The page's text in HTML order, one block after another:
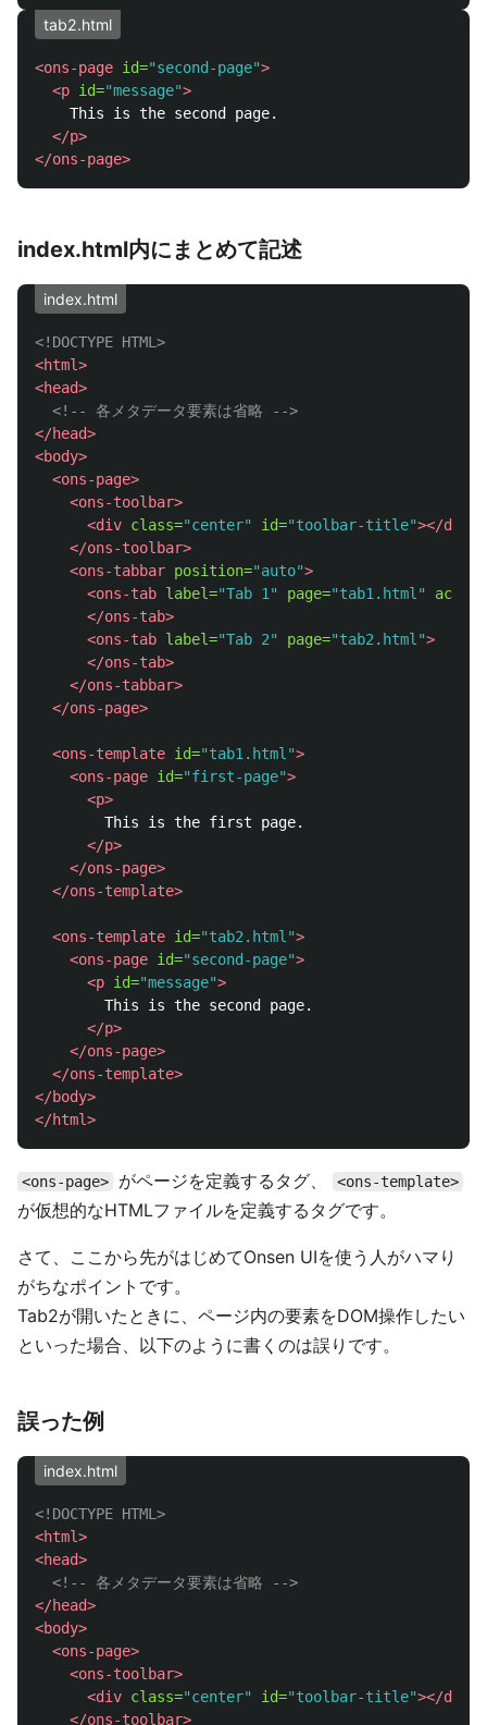
tab2.html
<ons-page id="second-page">
<p id="message">
    This is the second page.
</p>
</ons-page>
index.html内にまとめて記述
index.html
<!DOCTYPE HTML>
<html>
<head>
<!-- 各メタデータ要素は省略 -->
</head>
<body>
<ons-page>
<ons-toolbar>
<div class="center" id="toolbar-title"></div>
</ons-toolbar>
<ons-tabbar position="auto">
<ons-tab label="Tab 1" page="tab1.html"
active
</ons-tab>
<ons-tab label="Tab 2" page="tab2.html">
</ons-tab>
</ons-tabbar>
</ons-page>
<ons-template id="tab1.html">
<ons-page id="first-page">
<p>
        This is the first page.
</p>
</ons-page>
</ons-template>
<ons-template id="tab2.html">
<ons-page id="second-page">
<p id="message">
        This is the second page.
</p>
</ons-page>
</ons-template>
</body>
</html>
<ons-page> がページを定義するタグ、 <ons-template>
が仮想的なHTMLファイルを定義するタグです。
さて、ここから先がはじめてOnsen UIを使う人がハマり
がちなポイントです。
Tab2が開いたときに、ページ内の要素をDOM操作したい
といった場合、以下のように書くのは誤りです。
誤った例
index.html
<!DOCTYPE HTML>
<html>
<head>
<!-- 各メタデータ要素は省略 -->
</head>
<body>
<ons-page>
<ons-toolbar>
<div class="center" id="toolbar-title"></div>
</ons-toolbar>